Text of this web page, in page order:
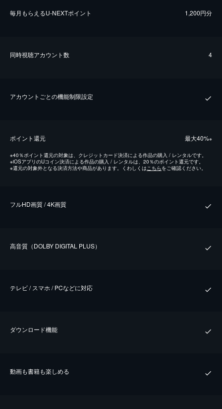
毎⽉もらえるU-NEXTポイント 1,200円分
同時視聴アカウント数 4
アカウントごとの機能制限設定
ポイント還元 最⼤40%※
※40％ポイント還元の対象は、クレジットカード決済による作品の購入 / レンタルです。
※iOSアプリのUコイン決済による作品の購入 / レンタルは、20％のポイント還元です。
※還元の対象外となる決済方法や商品があります。くわしくはこちらをご確認ください。
フルHD画質 / 4K画質
⾼⾳質（DOLBY DIGITAL PLUS）
テレビ / スマホ / PCなどに対応
ダウンロード機能
動画も書籍も楽しめる